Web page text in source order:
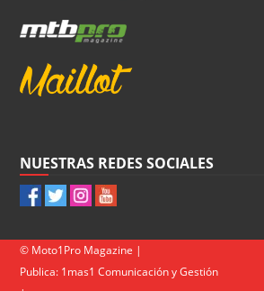
NUESTRAS REDES SOCIALES
© Moto1Pro Magazine |
Publica: 1mas1 Comunicación y Gestión